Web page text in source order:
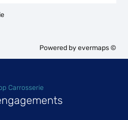
Powered byevermaps ©
Carrosserie